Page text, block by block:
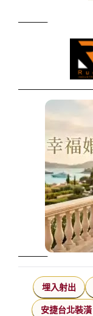
埋入射出
安捷台北裝潢